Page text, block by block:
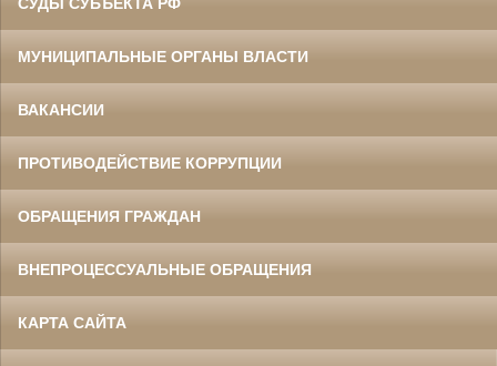
МУНИЦИПАЛЬНЫЕ ОРГАНЫ ВЛАСТИ
ВАКАНСИИ
ПРОТИВОДЕЙСТВИЕ КОРРУПЦИИ
ОБРАЩЕНИЯ ГРАЖДАН
ВНЕПРОЦЕССУАЛЬНЫЕ ОБРАЩЕНИЯ
КАРТА САЙТА